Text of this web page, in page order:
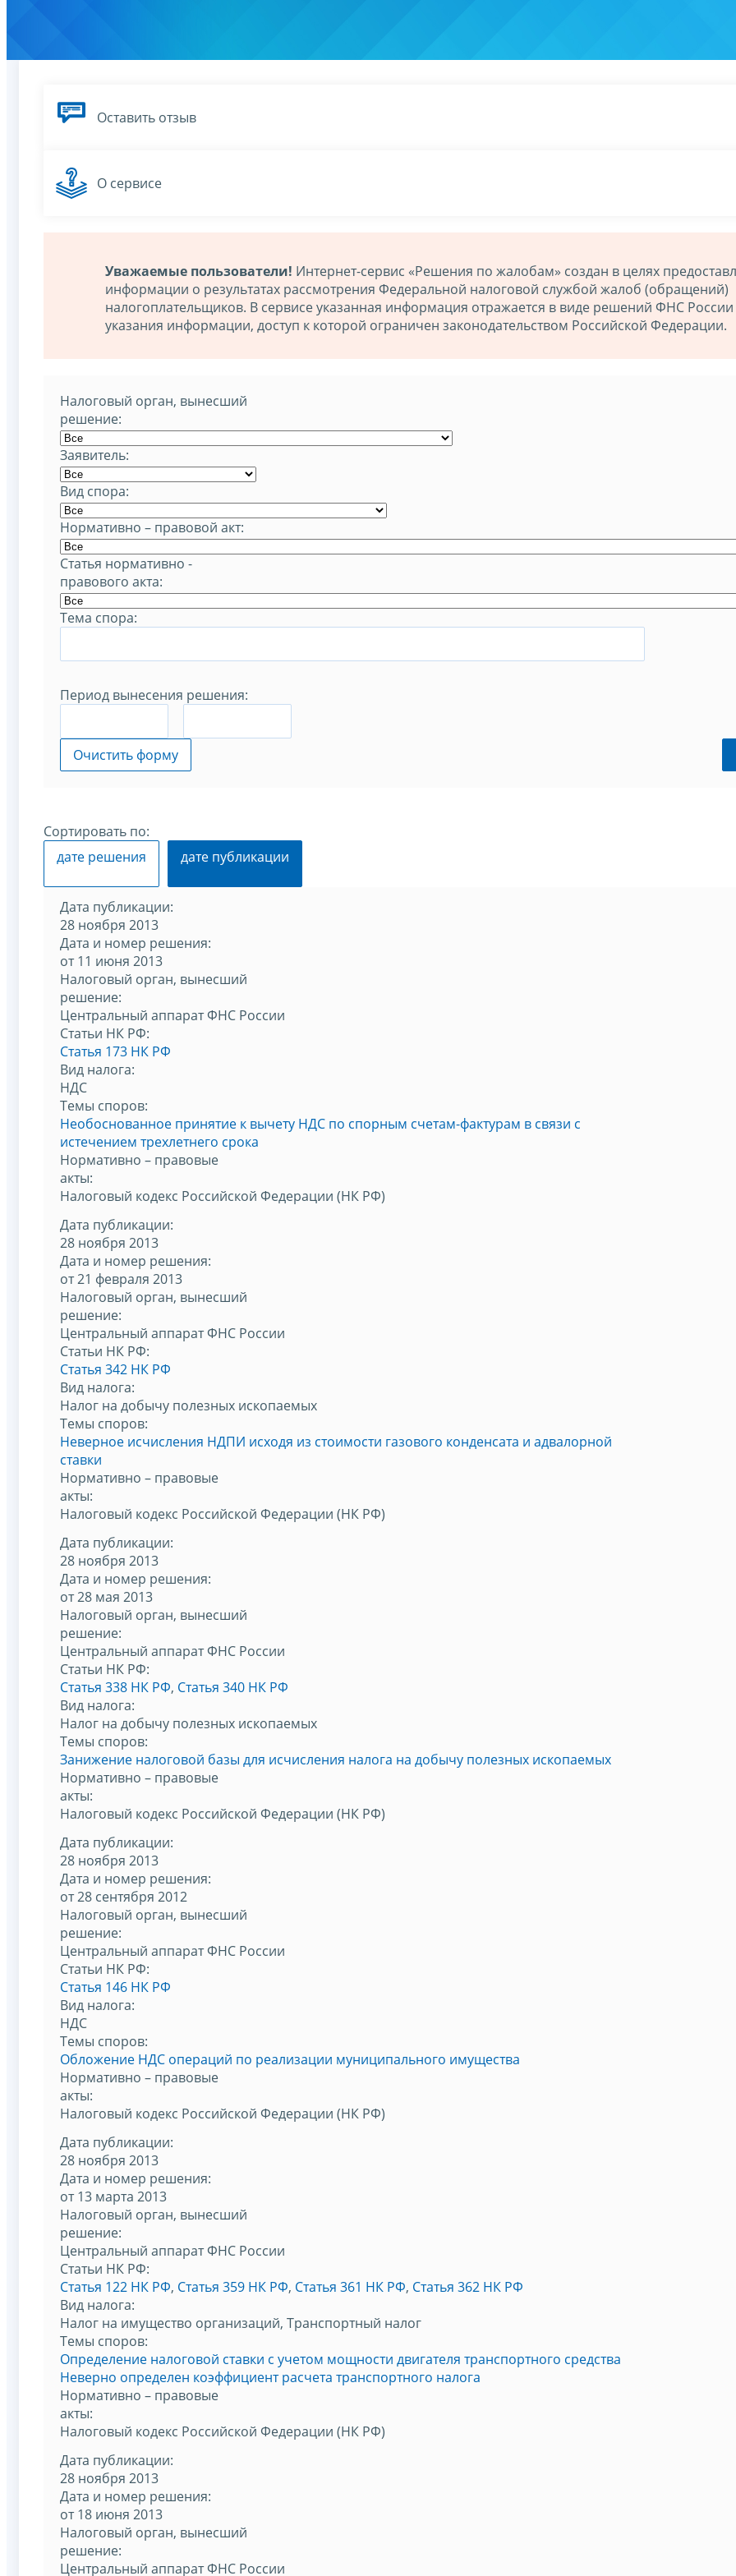
Оставить отзыв
О сервисе
Уважаемые пользователи! Интернет-сервис «Решения по жалобам» создан в целях
информации о результатах рассмотрения Федеральной налоговой службой жалоб (обращений)
налогоплательщиков. В сервисе указанная информация отражается в виде решений ФНС России
указания информации, доступ к которой ограничен законодательством Российской Федерации.
Налоговый орган, вынесший
решение:
Заявитель:
Вид спора:
Нормативно – правовой акт:
Статья нормативно -
правового акта:
Тема спора:
Период вынесения решения:
Очистить форму
Сортировать по:
дате решения
дате публикации
Дата публикации:
28 ноября 2013
Дата и номер решения:
от 11 июня 2013
Налоговый орган, вынесший
решение:
Центральный аппарат ФНС России
Статьи НК РФ:
Статья 173 НК РФ
Вид налога:
НДС
Темы споров:
Необоснованное принятие к вычету НДС по спорным счетам-фактурам в связи с
истечением трехлетнего срока
Нормативно – правовые
акты:
Налоговый кодекс Российской Федерации (НК РФ)
Дата публикации:
28 ноября 2013
Дата и номер решения:
от 21 февраля 2013
Налоговый орган, вынесший
решение:
Центральный аппарат ФНС России
Статьи НК РФ:
Статья 342 НК РФ
Вид налога:
Налог на добычу полезных ископаемых
Темы споров:
Неверное исчисления НДПИ исходя из стоимости газового конденсата и адвалорной
ставки
Нормативно – правовые
акты:
Налоговый кодекс Российской Федерации (НК РФ)
Дата публикации:
28 ноября 2013
Дата и номер решения:
от 28 мая 2013
Налоговый орган, вынесший
решение:
Центральный аппарат ФНС России
Статьи НК РФ:
Статья 338 НК РФ, Статья 340 НК РФ
Вид налога:
Налог на добычу полезных ископаемых
Темы споров:
Занижение налоговой базы для исчисления налога на добычу полезных ископаемых
Нормативно – правовые
акты:
Налоговый кодекс Российской Федерации (НК РФ)
Дата публикации:
28 ноября 2013
Дата и номер решения:
от 28 сентября 2012
Налоговый орган, вынесший
решение:
Центральный аппарат ФНС России
Статьи НК РФ:
Статья 146 НК РФ
Вид налога:
НДС
Темы споров:
Обложение НДС операций по реализации муниципального имущества
Нормативно – правовые
акты:
Налоговый кодекс Российской Федерации (НК РФ)
Дата публикации:
28 ноября 2013
Дата и номер решения:
от 13 марта 2013
Налоговый орган, вынесший
решение:
Центральный аппарат ФНС России
Статьи НК РФ:
Статья 122 НК РФ, Статья 359 НК РФ, Статья 361 НК РФ, Статья 362 НК РФ
Вид налога:
Налог на имущество организаций, Транспортный налог
Темы споров:
Определение налоговой ставки с учетом мощности двигателя транспортного средства
Неверно определен коэффициент расчета транспортного налога
Нормативно – правовые
акты:
Налоговый кодекс Российской Федерации (НК РФ)
Дата публикации:
28 ноября 2013
Дата и номер решения:
от 18 июня 2013
Налоговый орган, вынесший
решение:
Центральный аппарат ФНС России